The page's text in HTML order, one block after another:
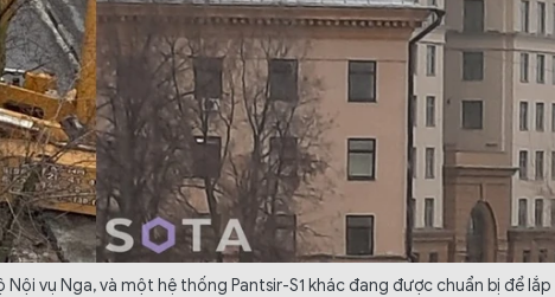
Nội vụ Nga, và một hệ thống Pantsir-S1 khác đang được chuẩn bị để lắp